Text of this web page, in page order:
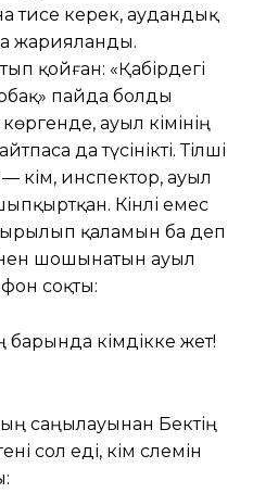
тисе керек, аудандық
жарияланды.
қойған: «Қабірдегі
пайда болды
ауыл әкімінің
да түсінікті. Тілші
әкім, инспектор, ауыл
Кінәлі емес
қаламын ба деп
шошынатын ауыл
соқты:
әкімдікке жет!
саңылауынан Бектің
сол еді, әкім сәлемін